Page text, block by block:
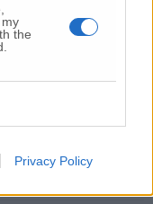
the
Privacy Policy
soli
femminicidio: